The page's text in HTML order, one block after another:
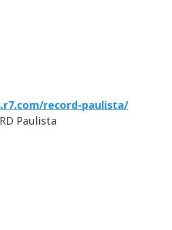
record-paulista/
Paulista